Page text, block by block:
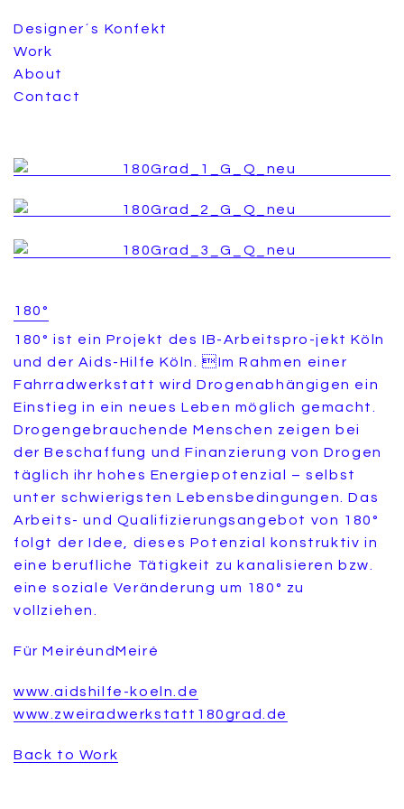
Designer´s Konfekt
Work
About
Contact
180°
180° ist ein Projekt des IB-Arbeitspro-jekt Köln
und der Aids-Hilfe Köln. Im Rahmen einer
Fahrradwerkstatt wird Drogenabhängigen ein
Einstieg in ein neues Leben möglich gemacht.
Drogengebrauchende Menschen zeigen bei
der Beschaffung und Finanzierung von Drogen
täglich ihr hohes Energiepotenzial – selbst
unter schwierigsten Lebensbedingungen. Das
Arbeits- und Qualifizierungsangebot von 180°
folgt der Idee, dieses Potenzial konstruktiv in
eine berufliche Tätigkeit zu kanalisieren bzw.
eine soziale Veränderung um 180° zu
vollziehen.
Für MeiréundMeiré
www.aidshilfe-koeln.de
www.zweiradwerkstatt180grad.de
Back to Work